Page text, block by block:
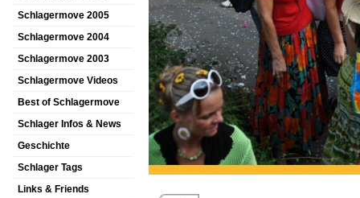
Schlagermove 2005
Schlagermove 2004
Schlagermove 2003
Schlagermove Videos
Best of Schlagermove
Schlager Infos & News
Geschichte
Schlager Tags
Links & Friends